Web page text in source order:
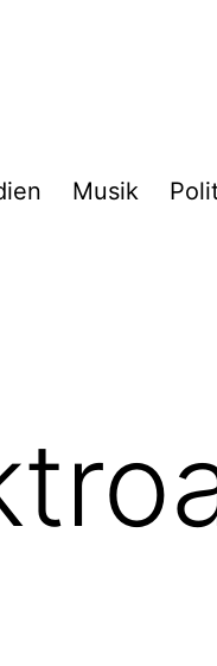
Musik